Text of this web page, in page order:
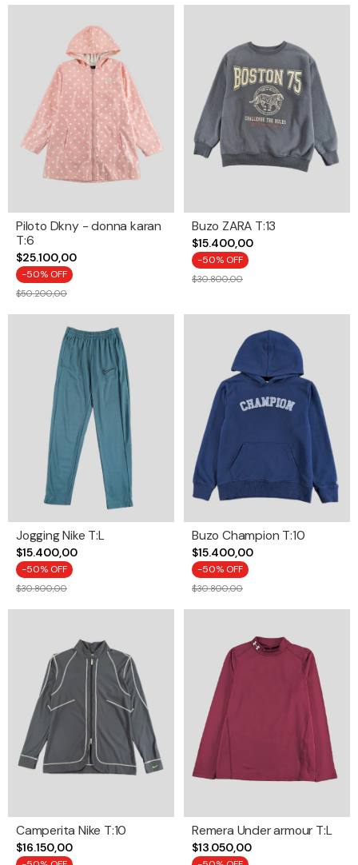
Piloto Dkny - donna karan
T:6
$25.100,00
-50% OFF
$50.200,00
Buzo ZARA T:13
$15.400,00
-50% OFF
$30.800,00
Jogging Nike T:L
$15.400,00
-50% OFF
$30.800,00
Buzo Champion T:10
$15.400,00
-50% OFF
$30.800,00
Camperita Nike T:10
$16.150,00
Remera Under armour T:L
$13.050,00